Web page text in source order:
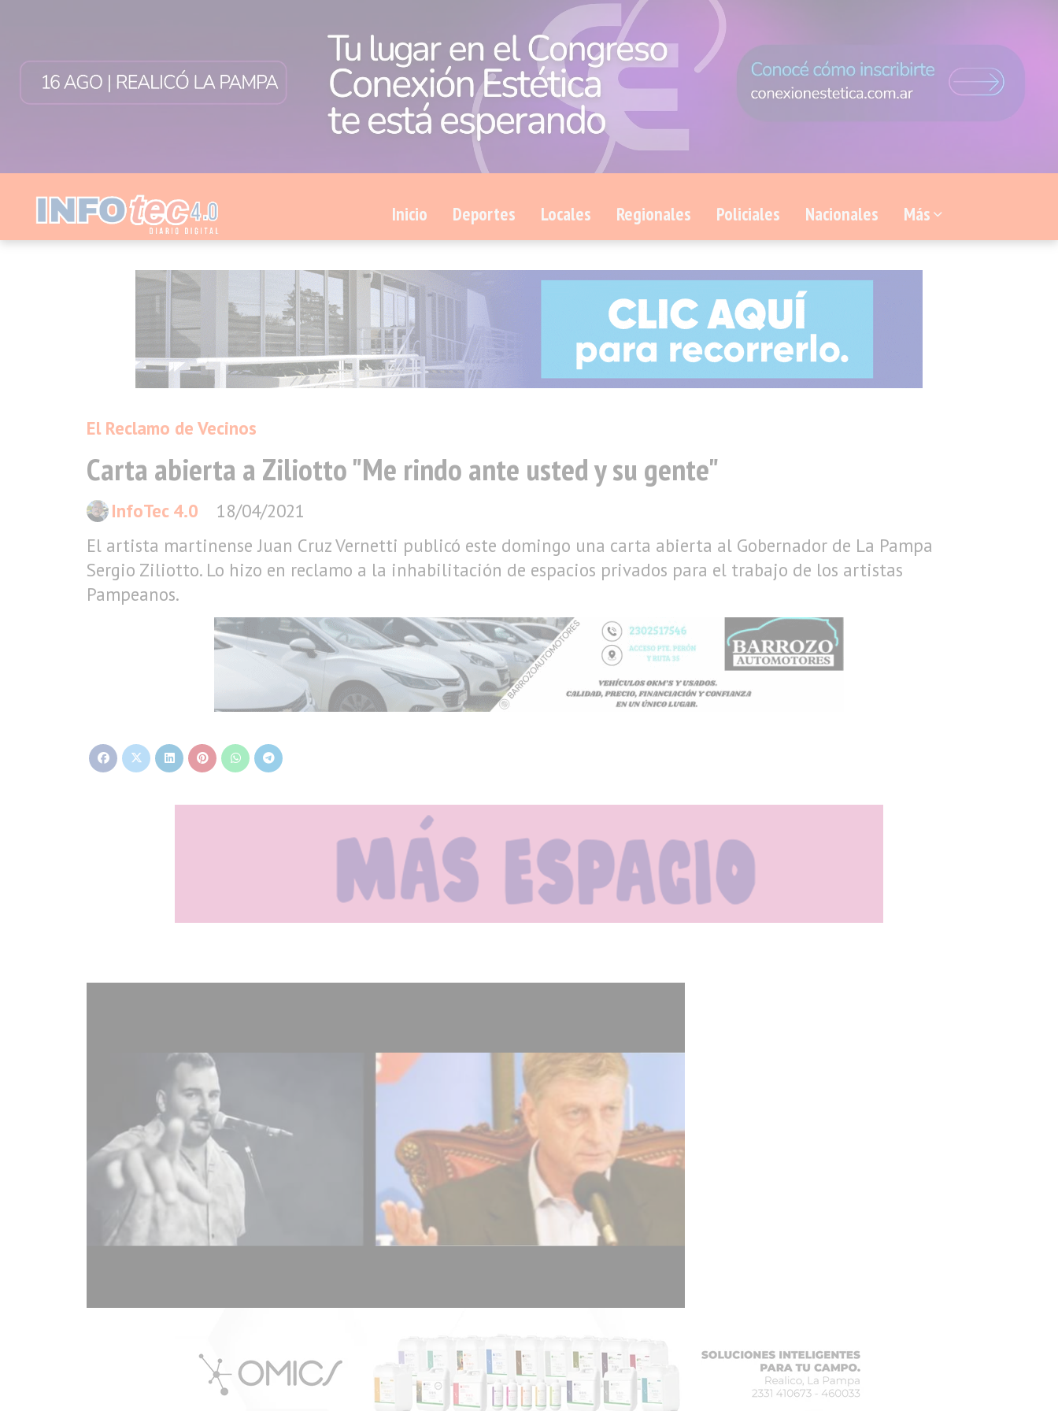
Inicio Deportes Locales Regionales Policiales Nacionales Más
Carta abierta a Ziliotto "Me rindo ante usted y su gente"
El artista martinense Juan Cruz Vernetti publicó este domingo una carta abierta al Gobernador de La Pampa
Sergio Ziliotto. Lo hizo en reclamo a la inhabilitación de espacios privados para el trabajo de los artistas
Pampeanos.
El Reclamo de Vecinos
18/04/2021
InfoTec 4.0